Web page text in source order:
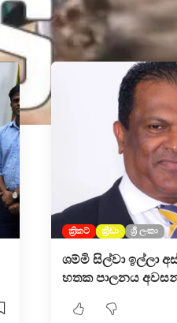
ක්‍රිකට් ක්‍රීඩා ශ්‍රී ලංකා
ශම්මි සිල්වා ඉල්ලා
හතක පාලනය